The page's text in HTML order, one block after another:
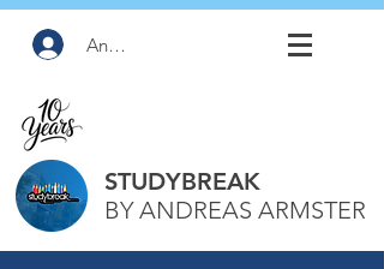
Anmelden
STUDYBREAK
BY ANDREAS ARMSTER